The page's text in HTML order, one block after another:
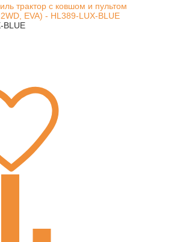
трактор с ковшом и пультом
EVA) - HL389-LUX-BLUE
BLUE